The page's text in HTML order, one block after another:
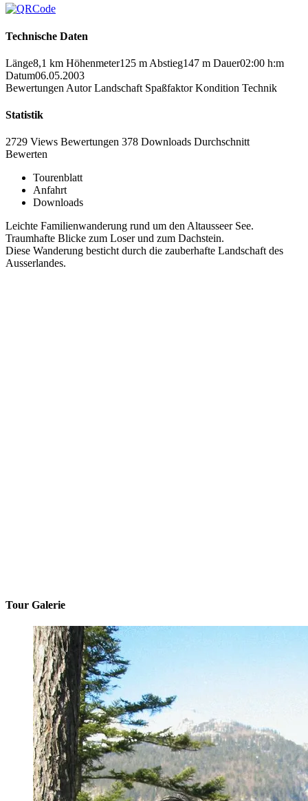
Technische Daten
Länge8,1 km Höhenmeter125 m Abstieg147 m Dauer02:00 h:m
Datum06.05.2003
Bewertungen Autor Landschaft Spaßfaktor Kondition Technik
Statistik
2729 Views Bewertungen 378 Downloads Durchschnitt
Bewerten
Tourenblatt
Anfahrt
Downloads
Leichte Familienwanderung rund um den Altausseer See.
Traumhafte Blicke zum Loser und zum Dachstein.
Diese Wanderung besticht durch die zauberhafte Landschaft des
Ausserlandes.
Tour Galerie